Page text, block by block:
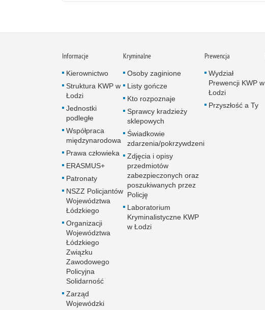
Informacje
Kierownictwo
Struktura KWP w
Łodzi
Jednostki
podległe
Współpraca
międzynarodowa
Prawa człowieka
ERASMUS+
Patronaty
NSZZ Policjantów
Województwa
Łódzkiego
Organizacji
Województwa
Łódzkiego
Związku
Zawodowego
Policyjna
Solidarność
Zarząd
Wojewódzki
Kryminalne
Osoby zaginione
Listy gończe
Kto rozpoznaje
Sprawcy kradzieży
sklepowych
Świadkowie
zdarzenia/pokrzywdzeni
Zdjęcia i opisy
przedmiotów
zabezpieczonych oraz
poszukiwanych przez
Policję
Laboratorium
Kryminalistyczne KWP
w Łodzi
Prewencja
Wydział
Prewencji KWP w
Łodzi
Przyszłość a Ty